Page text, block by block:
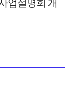
업설명회 개